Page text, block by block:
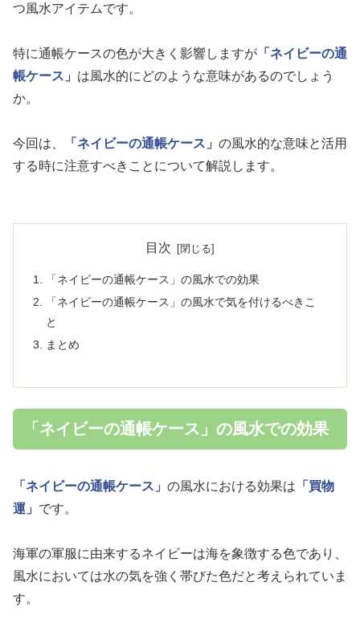
つ風水アイテムです。
特に通帳ケースの色が大きく影響しますが 「ネイビーの通
帳ケース」 は風水的にどのような意味があるのでしょう
か。
今回は、 「ネイビーの通帳ケース」 の風水的な意味と活用
する時に注意すべきことについて解説します。
目次
「ネイビーの通帳ケース」の風水での効果
「ネイビーの通帳ケース」の風水で気を付けるべきこ
と
まとめ
「ネイビーの通帳ケース」の風水での効果
「ネイビーの通帳ケース」 の風水における効果は 「買物
運」 です。
海軍の軍服に由来するネイビーは海を象徴する色であり、
風水においては水の気を強く帯びた色だと考えられていま
す。